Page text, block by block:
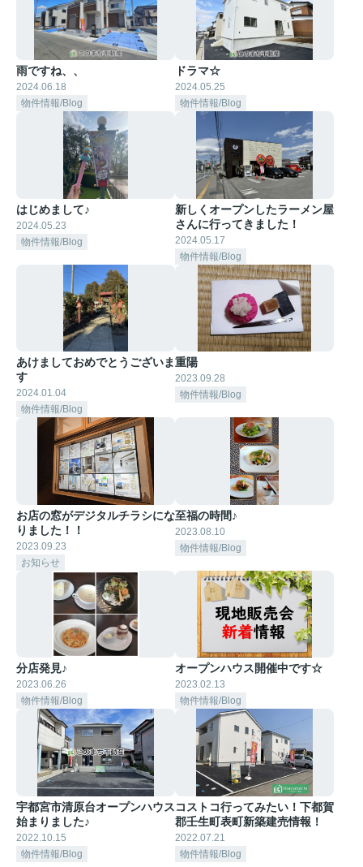
雨ですね、、
2024.06.18
物件情報/Blog
ドラマ☆
2024.05.25
物件情報/Blog
はじめまして♪
2024.05.23
物件情報/Blog
新しくオープンしたラーメン屋
さんに行ってきました！
2024.05.17
物件情報/Blog
あけましておめでとうございま
す
2024.01.04
物件情報/Blog
重陽
2023.09.28
物件情報/Blog
お店の窓がデジタルチラシにな
りました！！
2023.09.23
お知らせ
至福の時間♪
2023.08.10
物件情報/Blog
分店発見♪
2023.06.26
物件情報/Blog
オープンハウス開催中です☆
2023.02.13
物件情報/Blog
宇都宮市清原台オープンハウス
始まりました♪
2022.10.15
物件情報/Blog
コストコ行ってみたい！下都賀
郡壬生町表町新築建売情報！
2022.07.21
物件情報/Blog